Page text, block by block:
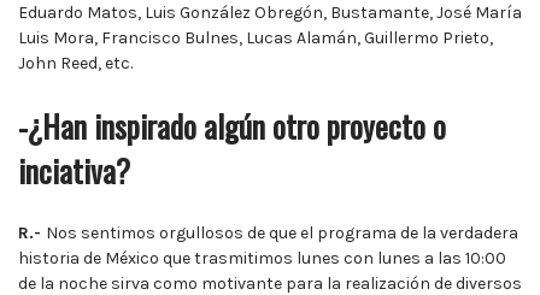
Eduardo Matos, Luis González Obregón, Bustamante, José María
Luis Mora, Francisco Bulnes, Lucas Alamán, Guillermo Prieto,
John Reed, etc.
-¿Han inspirado algún otro proyecto o
inciativa?
R.- Nos sentimos orgullosos de que el programa de la verdadera
historia de México que trasmitimos lunes con lunes a las 10:00
de la noche sirva como motivante para la realización de diversos